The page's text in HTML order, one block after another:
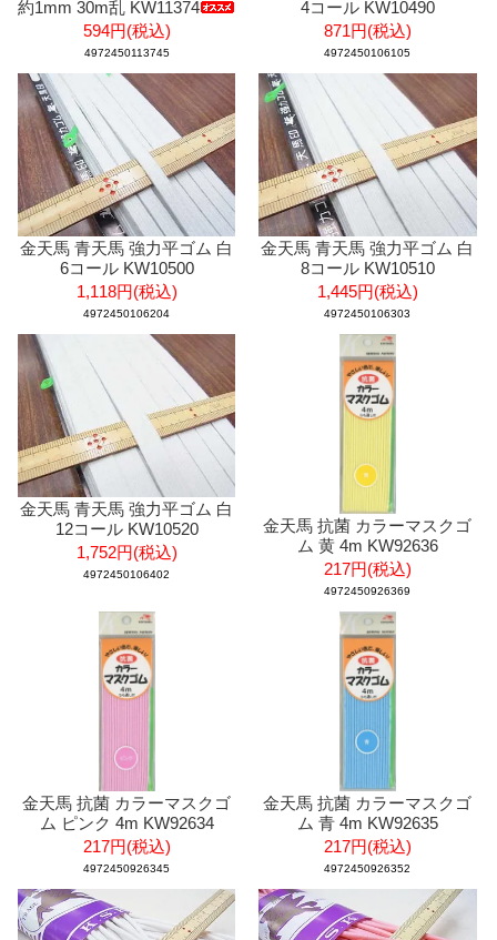
約1mm 30m乱 KW11374
594円(税込)
4972450113745
4コール KW10490
871円(税込)
4972450106105
金天馬 青天馬 強力平ゴム 白
6コール KW10500
1,118円(税込)
4972450106204
金天馬 青天馬 強力平ゴム 白
8コール KW10510
1,445円(税込)
4972450106303
金天馬 青天馬 強力平ゴム 白
12コール KW10520
1,752円(税込)
4972450106402
金天馬 抗菌 カラーマスクゴ
ム 黄 4m KW92636
217円(税込)
4972450926369
金天馬 抗菌 カラーマスクゴ
ム ピンク 4m KW92634
217円(税込)
4972450926345
金天馬 抗菌 カラーマスクゴ
ム 青 4m KW92635
217円(税込)
4972450926352